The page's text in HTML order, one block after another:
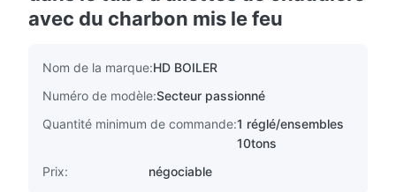
avec du charbon mis le feu
Nom de la marque:HD BOILER
Numéro de modèle:Secteur passionné
Quantité minimum de commande:1 réglé/ensembles
10tons
Prix:
négociable